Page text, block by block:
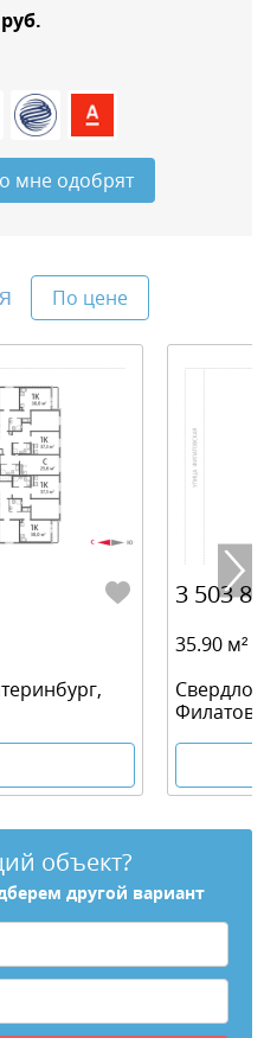
мне одобрят
По цене
3 503
35.90 м²
объект?
другой вариант